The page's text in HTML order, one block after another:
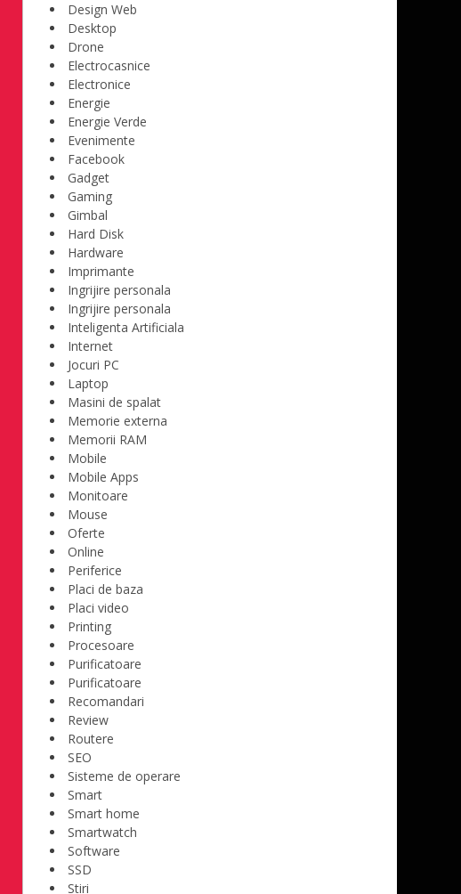
Design Web
Desktop
Drone
Electrocasnice
Electronice
Energie
Energie Verde
Evenimente
Facebook
Gadget
Gaming
Gimbal
Hard Disk
Hardware
Imprimante
Ingrijire personala
Ingrijire personala
Inteligenta Artificiala
Internet
Jocuri PC
Laptop
Masini de spalat
Memorie externa
Memorii RAM
Mobile
Mobile Apps
Monitoare
Mouse
Oferte
Online
Periferice
Placi de baza
Placi video
Printing
Procesoare
Purificatoare
Purificatoare
Recomandari
Review
Routere
SEO
Sisteme de operare
Smart
Smart home
Smartwatch
Software
SSD
Stiri